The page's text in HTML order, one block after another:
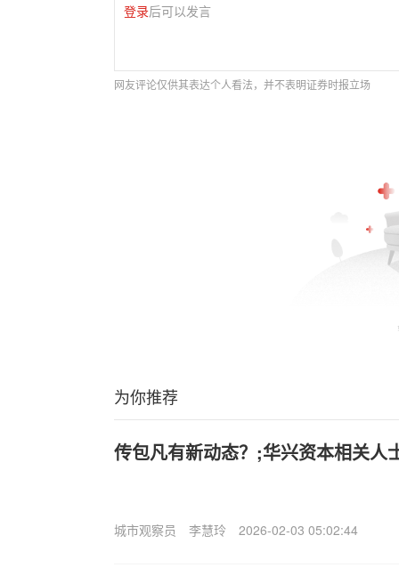
登录后可以发言
网友评论仅供其表达个人看法，并不表明证券时报立场
为你推荐
传包凡有新动态？;华兴资本相关人
城市观察员 李慧玲 2026-02-03 05:02:44